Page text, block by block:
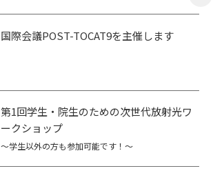
国際会議POST-TOCAT9を主催します
第1回学生・院生のための次世代放射光ワ
ークショップ
～学生以外の方も参加可能です！～